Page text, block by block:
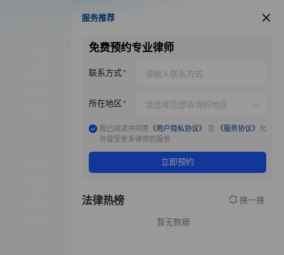
服务推荐
服务推荐
免费预约专业律师
联系方式
所在地区
我已阅读并同意 《用户隐私协议》 及 《服务协议》 允
许接受更多律师的服务
立即预约
法律热榜 换一换
暂无数据